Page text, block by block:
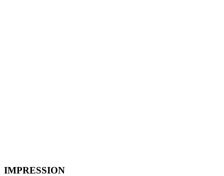
IMPRESSION